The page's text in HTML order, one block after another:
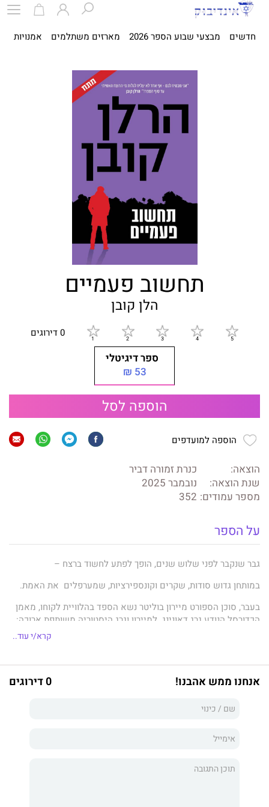
חדשים מבצעי שבוע הספר 2026 מארזים משתלמים אמנויות
תחשוב פעמיים
הלן קובן
0 דירוגים
ספר דיגיטלי
53 ₪
הוספה לסל
הוספה למועדפים
הוצאה:
כנרת זמורה דביר
שנת הוצאה:
נובמבר 2025
מספר עמודים: 352
על הספר
גבר שנקבר לפני שלוש שנים, הופך לפתע לחשוד ברצח –
במותחן גדוש סודות, שקרים וקונספירציות, שמערפלים את האמת.
בעבר, סוכן הספורט מיירון בוליטר נשא הספד בהלוויית לקוחו, מאמן
הכדורסל הנודע גרג דאונינג. למיירון וגרג היסטוריה משותפת ארוכה:
תחילה כיריבים אישיים מרים, ובהמשך כשותפים עסקיים.
נכנסים למשרדו ודורשים לדעת היכן גרג נמצא. לדבריהם, גרג בחיים,
והוא חשוד עיקרי בזירת רצח כפול. מיירון ההמום זקוק לתשובות.
שככל שהם חושפים פרטים חדשים על עולמו של גרג, כך עולמם
קרא/י עוד..
אנחנו ממש אהבנו! 0 דירוגים